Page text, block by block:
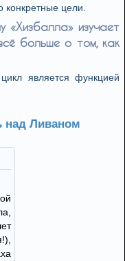
цели.
«Хизбалла» изучает
больше о том, как
является функцией
над Ливаном